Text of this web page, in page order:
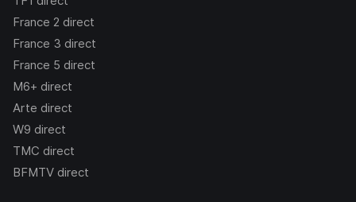
France 2 direct
France 3 direct
France 5 direct
M6+ direct
Arte direct
W9 direct
TMC direct
BFMTV direct